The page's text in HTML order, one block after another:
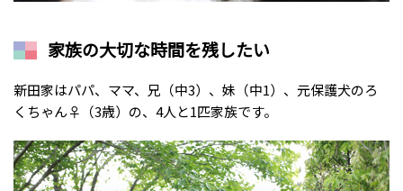
家族の大切な時間を残したい
新田家はパパ、ママ、兄（中3）、妹（中1）、元保護犬のろ
くちゃん♀（3歳）の、4人と1匹家族です。